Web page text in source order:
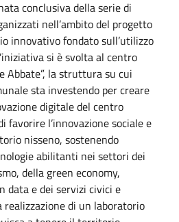
conclusiva della serie di
nell’ambito del progetto
innovativo fondato sull’utilizzo
si è svolta al centro
Abbate”, la struttura su cui
sta investendo per creare
digitale del centro
favorire l’innovazione sociale e
nisseno, sostenendo
abilitanti nei settori dei
della green economy,
data e dei servizi civici e
di un laboratorio